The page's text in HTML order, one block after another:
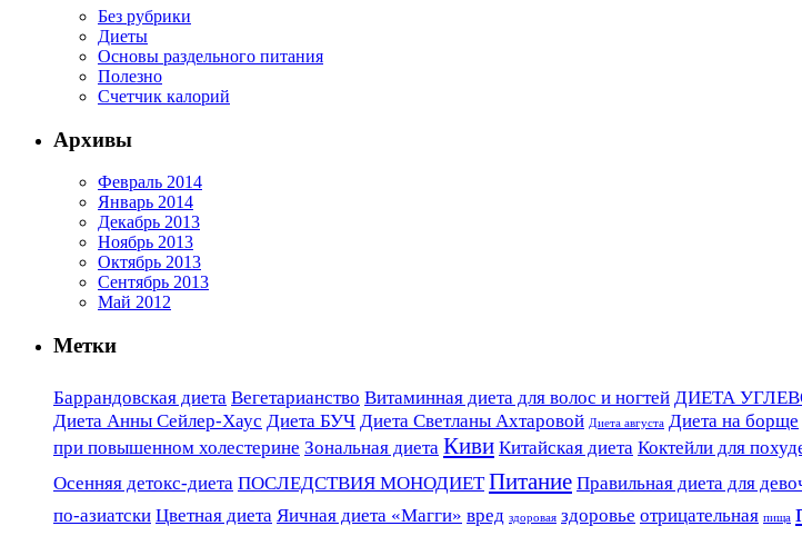
Без рубрики
Диеты
Основы раздельного питания
Полезно
Счетчик калорий
Архивы
Февраль 2014
Январь 2014
Декабрь 2013
Ноябрь 2013
Октябрь 2013
Сентябрь 2013
Май 2012
Метки
Баррандовская диета Вегетарианство Витаминная диета для волос и ногтей ДИЕТА
Диета Анны Сейлер-Хаус Диета БУЧ Диета Светланы Ахтаровой Диета августа Диета на борще
при повышенном холестерине Зональная диета Киви Китайская диета Коктейли для
Осенняя детокс-диета ПОСЛЕДСТВИЯ МОНОДИЕТ Питание Правильная диета для
по-азиатски Цветная диета Яичная диета «Магги» вред здоровая здоровье отрицательная пища